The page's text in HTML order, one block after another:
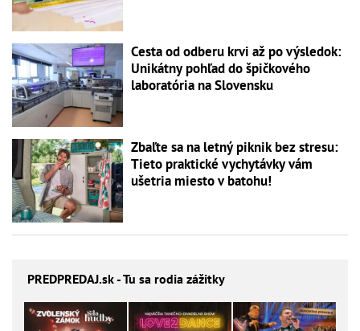
Cesta od odberu krvi až po výsledok:
Unikátny pohľad do špičkového
laboratória na Slovensku
Zbaľte sa na letný piknik bez stresu:
Tieto praktické vychytávky vám
ušetria miesto v batohu!
PREDPREDAJ.sk - Tu sa rodia zážitky